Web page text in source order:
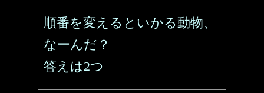
順番を変えるといかる動物、
なーんだ？
答えは2つ